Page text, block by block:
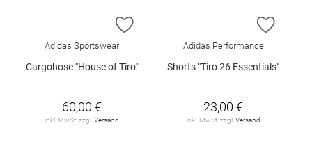
ZUR WUNSCHLISTE HINZUFÜGEN
Adidas Sportswear
Cargohose "House of Tiro"
60,00 €
inkl. MwSt. zzgl. Versand
ZUR
Adidas Performance
Shorts "Tiro 26 Essentials"
23,00 €
inkl. MwSt. zzgl. Versand